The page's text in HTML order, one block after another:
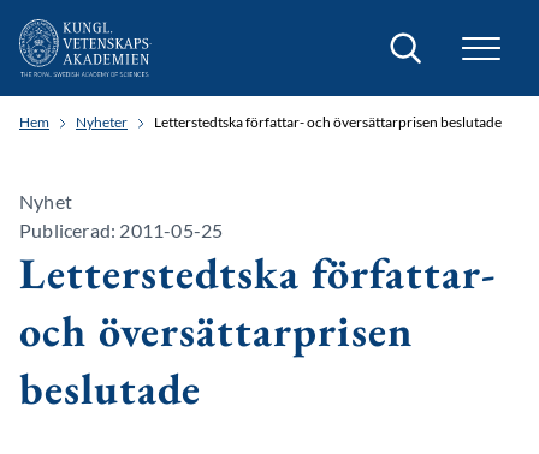
Sök
Hem Nyheter Letterstedtska författar- och översättarprisen beslutade
Nyhet
Publicerad: 2011-05-25
Letterstedtska författar-
och översättarprisen
beslutade